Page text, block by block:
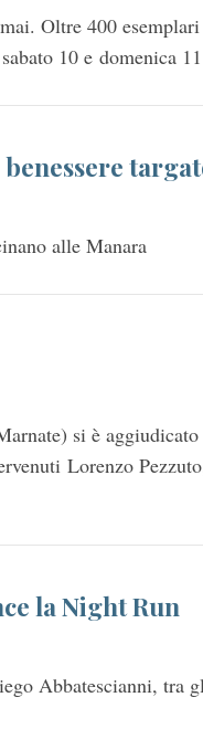
Oltre 400
10 e domenica
alle Manara
si è
Lorenzo
la Night Run
Abbatescianni,